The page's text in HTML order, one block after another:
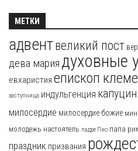
МЕТКИ
адвентвеликий пост
дева мария духовные
евхаристия епископ
заступница индульгенция
милосердие милосердие божие
молодежь настоятель падре Пио папа
праздник призвания